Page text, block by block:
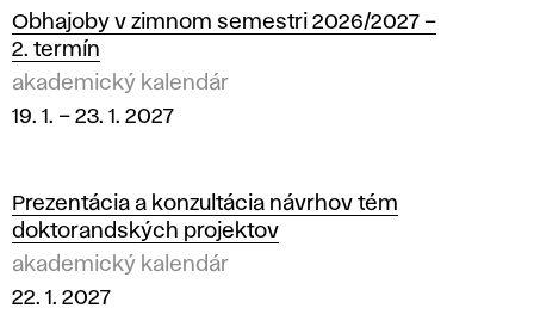
Obhajoby v zimnom semestri 2026/2027 –
2. termín
akademický kalendár
19. 1. – 23. 1. 2027
Prezentácia a konzultácia návrhov tém
doktorandských projektov
akademický kalendár
22. 1. 2027